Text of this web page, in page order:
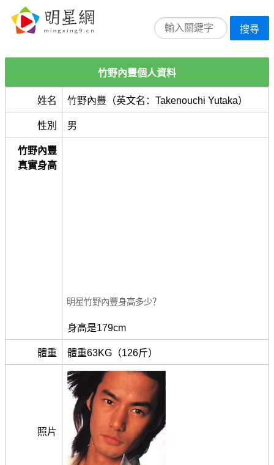
搜尋
竹野內豐個人資料
姓名 竹野內豐（英文名：Takenouchi Yutaka）
性別 男
竹野內豐
真實身高
明星竹野內豐身高多少？
身高是179cm
體重 體重63KG（126斤）
照片